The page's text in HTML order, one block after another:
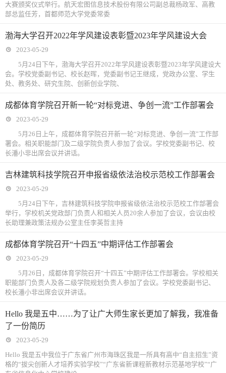
大赛颁奖仪式举行。航天宏图信息技术股份有限公司副总裁杨政军、高教
部总监任芳，首都师范大学党委常委
渤海大学召开2022年学风建设表彰暨2023年学风建设大会
2023-05-29
5月24日下午，渤海大学召开2022年学风建设表彰暨2023年学风建设大
会。学校党委副书记、校长赵晖，党委副书记王继成，党政办公室、学生
处、教务处、研究生院、创新创业学院、
成都体育学院召开新一轮“对标竞进、争创一流”工作部署会
2023-05-29
5月26日上午，成都体育学院召开新一轮“对标竞进、争创一流”工作部
署会。相关职能部门及二级学院负责人参加了会议。学校党委副书记、校
长潘小非出席会议并讲话。
吉林建筑科技学院召开申报省级依法治校示范校工作部署会
2023-05-29
5月24日下午，吉林建筑科技学院申报省级依法治校示范校工作部署会
举行，学校机关党政部门负责人和相关人员20余人参加了会议，会议由校
长助理兼政策法规办公室主任李英哲主持
成都体育学院召开“十四五”中期评估工作部署会
2023-05-29
5月26日，成都体育学院召开“十四五”中期评估工作部署会。学校相关
职能部门负责人及各二级学院规划负责人参加了会议。学校党委副书记、
校长潘小非出席会议并讲话。
Hello 我是五中……为了让广大师生家长更加了解我，我准备
了一份简历
2023-05-29
Hello 我是五中我位于广东省广州市海珠区我是一所具有高中“自主招生”资
格的“拔尖创新人才培养实验学校”“广东省新课程新教材示范基地学校”“广